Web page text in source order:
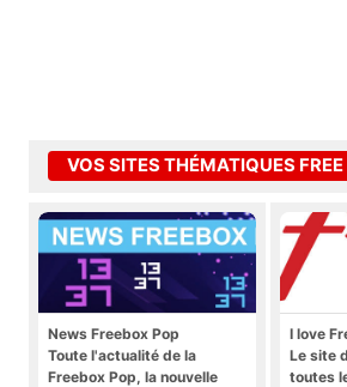
VOS SITES THÉMATIQUES FREE
News Freebox Pop
Toute l'actualité de la
Freebox Pop, la nouvelle
I love
Le site
toutes